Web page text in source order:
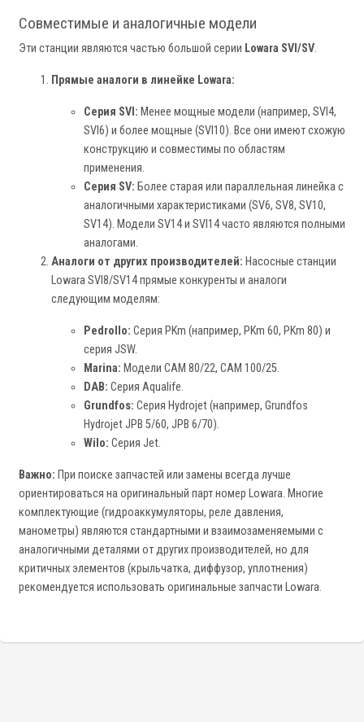
Совместимые и аналогичные модели
Эти станции являются частью большой серии Lowara SVI/SV.
Прямые аналоги в линейке Lowara:
Серия SVI: Менее мощные модели (например, SVI4,
SVI6) и более мощные (SVI10). Все они имеют схожую
конструкцию и совместимы по областям
применения.
Серия SV: Более старая или параллельная линейка с
аналогичными характеристиками (SV6, SV8, SV10,
SV14). Модели SV14 и SVI14 часто являются полными
аналогами.
Аналоги от других производителей: Насосные станции
Lowara SVI8/SV14 прямые конкуренты и аналоги
следующим моделям:
Pedrollo: Серия PKm (например, PKm 60, PKm 80) и
серия JSW.
Marina: Модели CAM 80/22, CAM 100/25.
DAB: Серия Aqualife.
Grundfos: Серия Hydrojet (например, Grundfos
Hydrojet JPB 5/60, JPB 6/70).
Wilo: Серия Jet.
Важно: При поиске запчастей или замены всегда лучше
ориентироваться на оригинальный парт номер Lowara. Многие
комплектующие (гидроаккумуляторы, реле давления,
манометры) являются стандартными и взаимозаменяемыми с
аналогичными деталями от других производителей, но для
критичных элементов (крыльчатка, диффузор, уплотнения)
рекомендуется использовать оригинальные запчасти Lowara.